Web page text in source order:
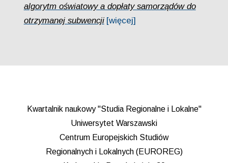
algorytm oświatowy a dopłaty samorządów do
otrzymanej subwencji [więcej]
Kwartalnik naukowy "Studia Regionalne i Lokalne"
Uniwersytet Warszawski
Centrum Europejskich Studiów
Regionalnych i Lokalnych (EUROREG)